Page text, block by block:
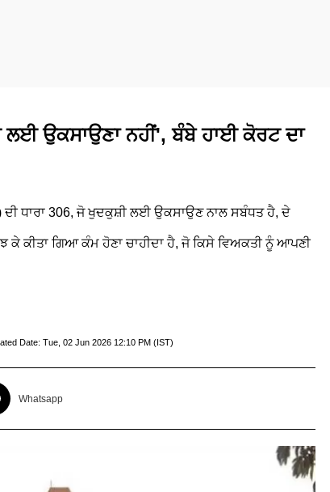
ਲਈ ਉਕਸਾਉਣਾ ਨਹੀਂ', ਬੰਬੇ ਹਾਈ ਕੋਰਟ ਦਾ
ਦੀ ਧਾਰਾ 306, ਜੋ ਖੁਦਕੁਸ਼ੀ ਲਈ ਉਕਸਾਉਣ ਨਾਲ ਸਬੰਧਤ ਹੈ, ਦੇ
ਕੀਤਾ ਗਿਆ ਕੰਮ ਹੋਣਾ ਚਾਹੀਦਾ ਹੈ, ਜੋ ਕਿਸੇ ਵਿਅਕਤੀ ਨੂੰ ਆਪਣੀ
Date: Tue, 02 Jun 2026 12:10 PM (IST)
Whatsapp